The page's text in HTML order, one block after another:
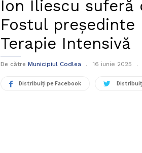
Ion Iliescu suferă
Fostul
Terapie Intensivă
De către Municipiul Codlea 16 iunie 2025
Distribuiți pe Facebook